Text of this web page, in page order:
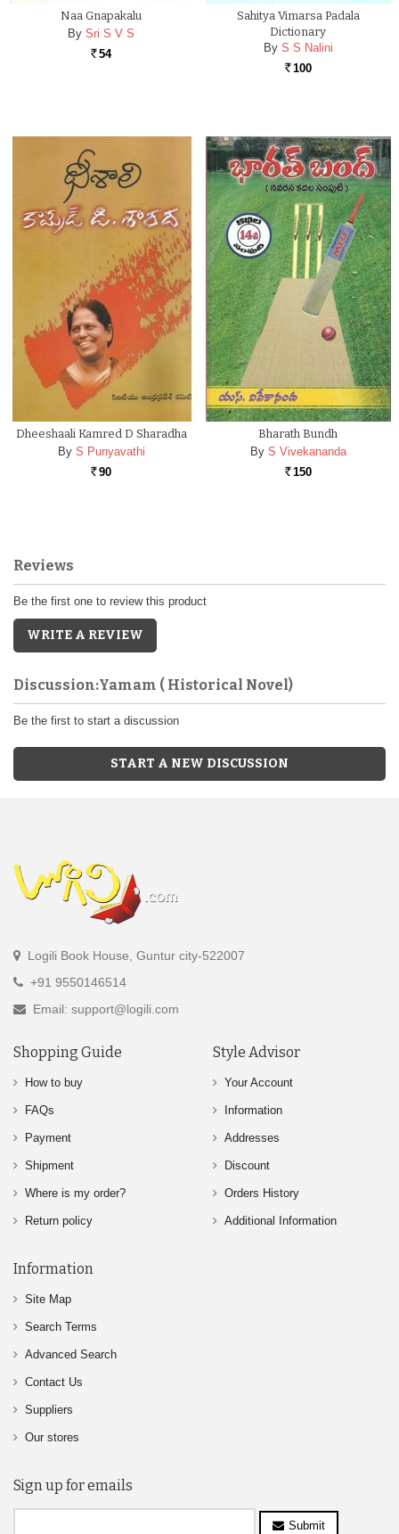
Naa Gnapakalu
By Sri S V S
Rs. 54
Sahitya Vimarsa Padala
Dictionary
By S S Nalini
Rs. 100
Dheeshaali Kamred D Sharadha
By S Punyavathi
Rs. 90
Bharath Bundh
By S Vivekananda
Rs. 150
Reviews
Be the first one to review this product
WRITE A REVIEW
Discussion:Yamam ( Historical Novel)
Be the first to start a discussion
START A NEW DISCUSSION
Logili Book House, Guntur city-522007
+91 9550146514
Email: support@logili.com
Shopping Guide
How to buy
FAQs
Payment
Shipment
Where is my order?
Return policy
Style Advisor
Your Account
Information
Addresses
Discount
Orders History
Additional Information
Information
Site Map
Search Terms
Advanced Search
Contact Us
Suppliers
Our stores
Sign up for emails
Submit